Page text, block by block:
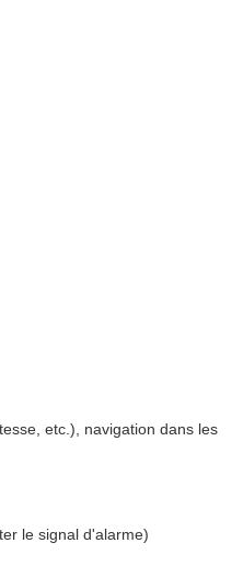
etc.), navigation dans les
le signal d'alarme)